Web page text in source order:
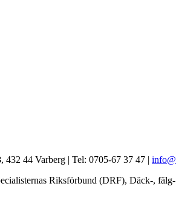
432 44 Varberg | Tel: 0705-67 37 47 |
Riksförbund (DRF), Däck-,